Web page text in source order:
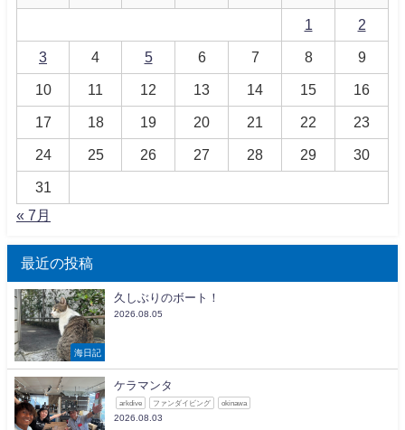
1 2
3 4 5 6 7 8 9
10 11 12 13 14 15 16
17 18 19 20 21 22 23
24 25 26 27 28 29 30
31
« 7月
最近の投稿
海日記
久しぶりのボート！
2026.08.05
ケラマンタ
arkdive ファンダイビング okinawa
2026.08.03